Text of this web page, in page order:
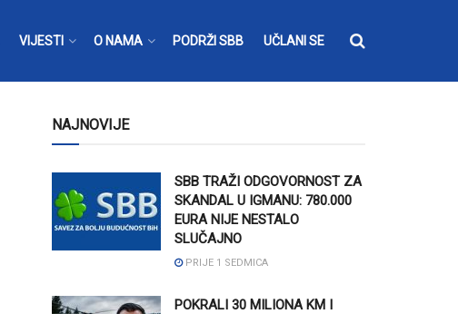
VIJESTI O NAMA PODRŽI SBB UČLANI SE
NAJNOVIJE
SBB TRAŽI ODGOVORNOST ZA
SKANDAL U IGMANU: 780.000
EURA NIJE NESTALO
SLUČAJNO
PRIJE 1 SEDMICA
POKRALI 30 MILIONA KM I